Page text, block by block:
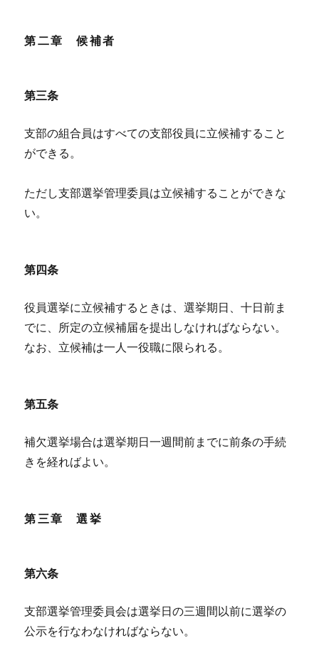
第二章 候補者
第三条
支部の組合員はすべての支部役員に立候補すること
ができる。
ただし支部選挙管理委員は立候補することができな
い。
第四条
役員選挙に立候補するときは、選挙期日、十日前ま
でに、所定の立候補届を提出しなければならない。
なお、立候補は一人一役職に限られる。
第五条
補欠選挙場合は選挙期日一週間前までに前条の手続
きを経ればよい。
第三章 選挙
第六条
支部選挙管理委員会は選挙日の三週間以前に選挙の
公示を行なわなければならない。